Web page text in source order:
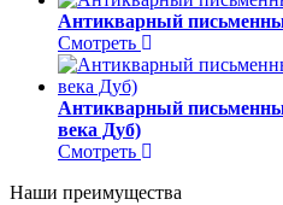
Антикварный
Смотреть
Антикварный
века Дуб)
Смотреть
Наши преимущества